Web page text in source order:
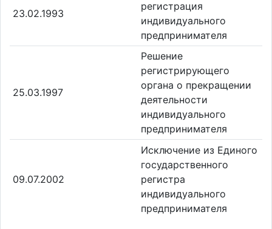
23.02.1993
регистрация
индивидуального
предпринимателя
25.03.1997
Решение
регистрирующего
органа о прекращении
деятельности
индивидуального
предпринимателя
09.07.2002
Исключение из Единого
государственного
регистра
индивидуального
предпринимателя